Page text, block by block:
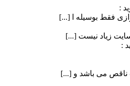
:
فقط بوسیله ا [...]
:
ناقص می باشد و [...]